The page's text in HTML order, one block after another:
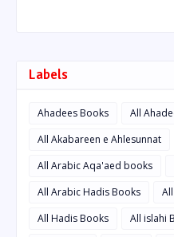
Labels
Ahadees Books
All
All Akabareen e Ahlesunnat
All Arabic Aqa'aed books
All Arabic Hadis Books
All Hadis Books
All islahi